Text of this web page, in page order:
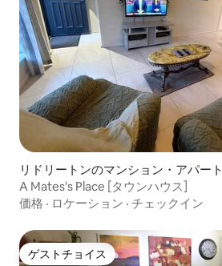
リドリートンのマンション・アパート
A Mates's Place [タウンハウス]
価格 · ロケーション · チェックイン
ゲストチョイス
ゲストチョイス